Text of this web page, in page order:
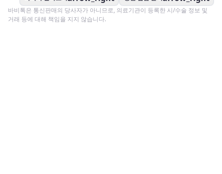
바비톡은 통신판매의 당사자가 아니므로, 의료기관이 등록한 시/수술 정보 및
거래 등에 대해 책임을 지지 않습니다.